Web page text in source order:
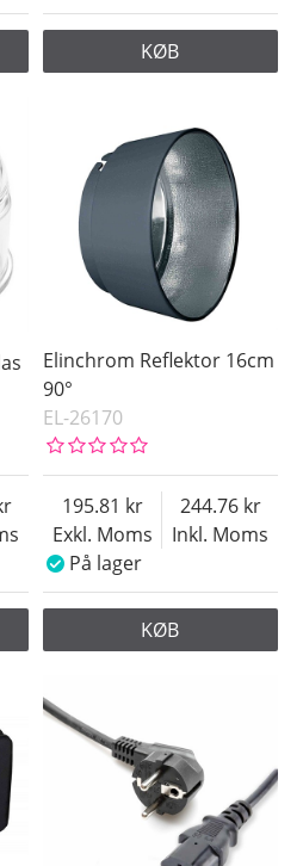
KØB
Elinchrom Reflektor 16cm
90°
EL-26170
Exkl. Moms
195.81
Inkl. Moms
244.76
På lager
KØB